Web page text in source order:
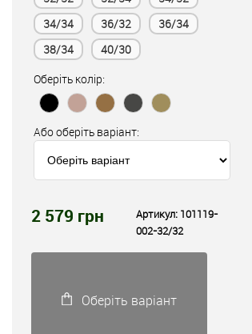
34/34
36/32
36/34
38/34
40/30
Оберіть колір:
Або оберіть варіант:
2 579 грн Артикул: 101119-
002-32/32
Оберіть варіант